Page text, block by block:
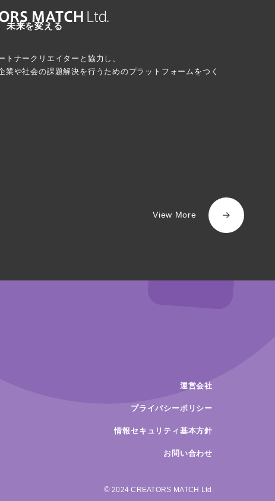
未来を変える
トナークリエイターと協力し、
業や社会の課題解決を行うためのプラットフォームをつく
View More
運営会社
プライバシーポリシー
情報セキュリティ基本方針
お問い合わせ
© 2024 CREATORS MATCH Ltd.